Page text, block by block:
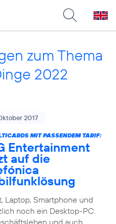
zum Thema
2022
2017
MIT PASSENDEM TARIF:
Entertainment
auf die
Laptop, Smartphone und
noch ein Desktop-PC.
und auch